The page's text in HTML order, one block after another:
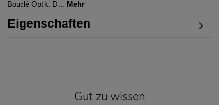
Bouclé Optik. D… Mehr
Eigenschaften
Gut zu wissen